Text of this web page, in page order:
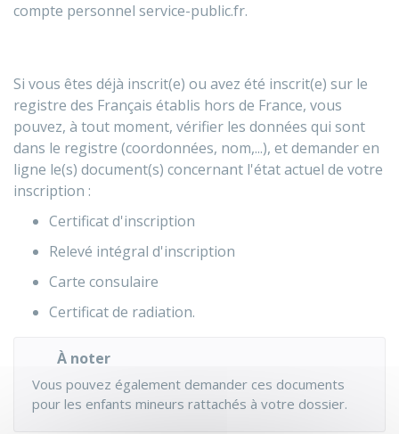
compte personnel service-public.fr.
Si vous êtes déjà inscrit(e) ou avez été inscrit(e) sur le
registre des Français établis hors de France, vous
pouvez, à tout moment, vérifier les données qui sont
dans le registre (coordonnées, nom,...), et demander en
ligne le(s) document(s) concernant l'état actuel de votre
inscription :
Certificat d'inscription
Relevé intégral d'inscription
Carte consulaire
Certificat de radiation.
À noter
Vous pouvez également demander ces documents
pour les enfants mineurs rattachés à votre dossier.